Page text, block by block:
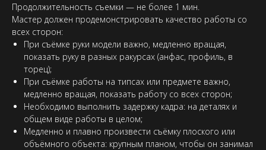
Продолжительность съемки — не более 1 мин.
Мастер должен продемонстрировать качество работы со
всех сторон:
При съёмке руки модели важно, медленно вращая,
показать руку в разных ракурсах (анфас, профиль, в
торец);
При съёмке работы на типсах или предмете важно,
медленно вращая, показать работу со всех сторон;
Необходимо выполнить задержку кадра: на деталях и
общем виде работы в целом;
Медленно и плавно произвести съёмку плоского или
объёмного объекта: крупным планом, чтобы он занимал